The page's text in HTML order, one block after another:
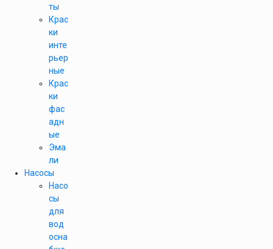
ты
Крас
ки
инте
рьер
ные
Крас
ки
фас
адн
ые
Эма
ли
Насосы
Насо
сы
для
вод
осна